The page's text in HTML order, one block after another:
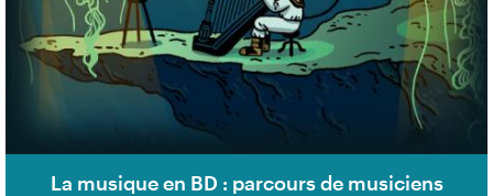
La musique en BD : parcours de musiciens